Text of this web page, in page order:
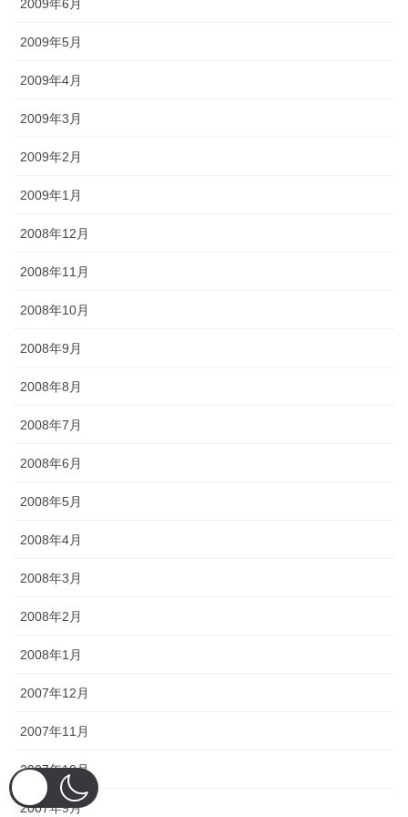
2009年6月
2009年5月
2009年4月
2009年3月
2009年2月
2009年1月
2008年12月
2008年11月
2008年10月
2008年9月
2008年8月
2008年7月
2008年6月
2008年5月
2008年4月
2008年3月
2008年2月
2008年1月
2007年12月
2007年11月
2007年10月
2007年9月